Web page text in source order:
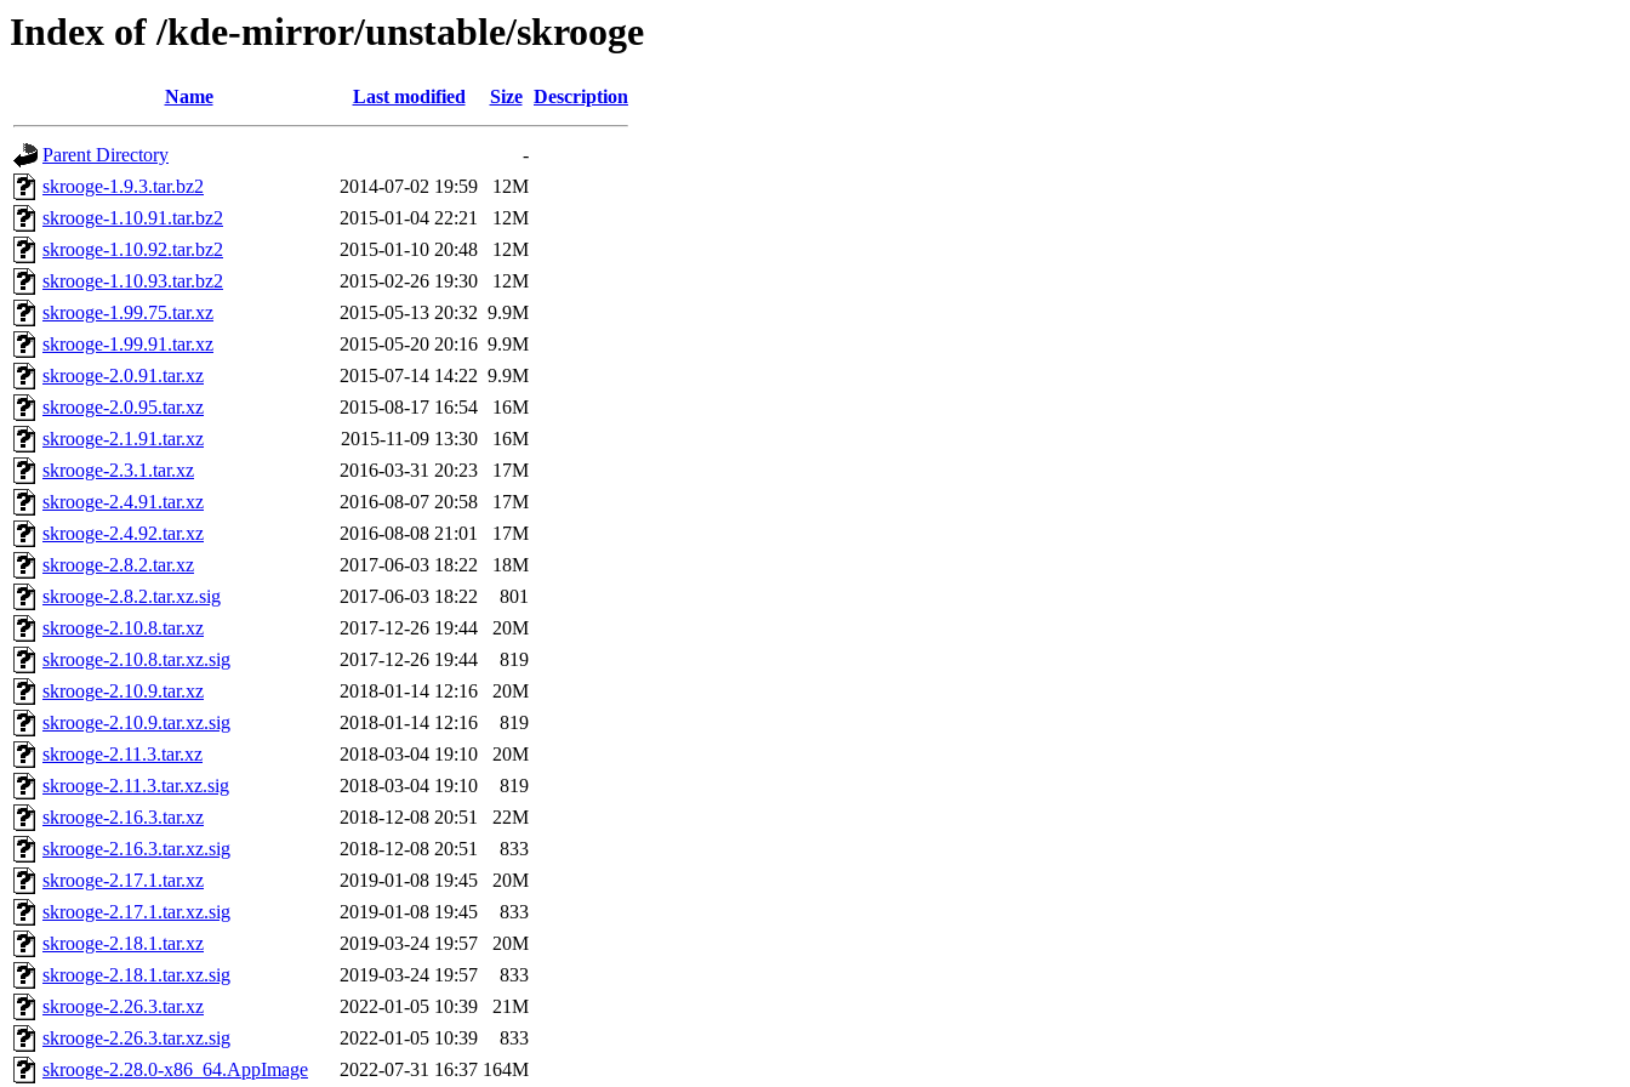
Index of /kde-mirror/unstable/skrooge
Name Last modified Size Description
Parent Directory
-
skrooge-1.9.3.tar.bz2
2014-07-02 19:59
12M
skrooge-1.10.91.tar.bz2
2015-01-04 22:21
12M
skrooge-1.10.92.tar.bz2
2015-01-10 20:48
12M
skrooge-1.10.93.tar.bz2
2015-02-26 19:30
12M
skrooge-1.99.75.tar.xz
2015-05-13 20:32 9.9M
skrooge-1.99.91.tar.xz
2015-05-20 20:16 9.9M
skrooge-2.0.91.tar.xz
2015-07-14 14:22 9.9M
skrooge-2.0.95.tar.xz
2015-08-17 16:54
16M
skrooge-2.1.91.tar.xz
2015-11-09 13:30
16M
skrooge-2.3.1.tar.xz
2016-03-31 20:23
17M
skrooge-2.4.91.tar.xz
2016-08-07 20:58
17M
skrooge-2.4.92.tar.xz
2016-08-08 21:01
17M
skrooge-2.8.2.tar.xz
2017-06-03 18:22
18M
skrooge-2.8.2.tar.xz.sig
2017-06-03 18:22
801
skrooge-2.10.8.tar.xz
2017-12-26 19:44
20M
skrooge-2.10.8.tar.xz.sig
2017-12-26 19:44
819
skrooge-2.10.9.tar.xz
2018-01-14 12:16
20M
skrooge-2.10.9.tar.xz.sig
2018-01-14 12:16
819
skrooge-2.11.3.tar.xz
2018-03-04 19:10
20M
skrooge-2.11.3.tar.xz.sig
2018-03-04 19:10
819
skrooge-2.16.3.tar.xz
2018-12-08 20:51
22M
skrooge-2.16.3.tar.xz.sig
2018-12-08 20:51
833
skrooge-2.17.1.tar.xz
2019-01-08 19:45
20M
skrooge-2.17.1.tar.xz.sig
2019-01-08 19:45
833
skrooge-2.18.1.tar.xz
2019-03-24 19:57
20M
skrooge-2.18.1.tar.xz.sig
2019-03-24 19:57
833
skrooge-2.26.3.tar.xz
2022-01-05 10:39
21M
skrooge-2.26.3.tar.xz.sig
2022-01-05 10:39
833
skrooge-2.28.0-x86_64.AppImage
2022-07-31 16:37 164M